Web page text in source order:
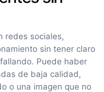
redes sociales,
sin tener claro
Puede haber
de baja calidad,
o una imagen que no